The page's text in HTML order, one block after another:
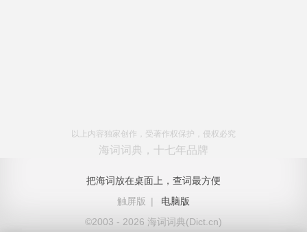
以上内容独家创作，受著作权保护，侵权必究
海词词典，十七年品牌
把海词放在桌面上，查词最方便
触屏版
|
电脑版
©2003 - 2026 海词词典(Dict.cn)